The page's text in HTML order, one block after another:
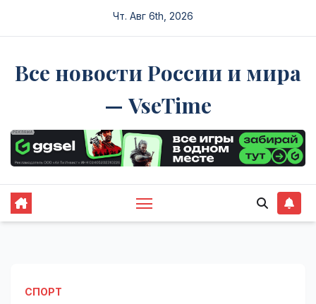
Чт. Авг 6th, 2026
Все новости России и мира
— VseTime
СПОРТ